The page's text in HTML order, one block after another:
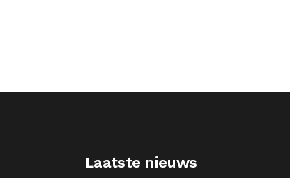
Laatste nieuws